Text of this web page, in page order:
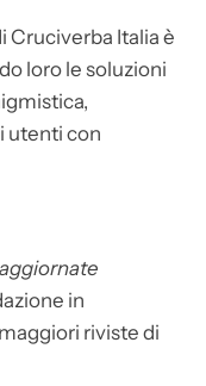
Cruciverba Italia è
loro le soluzioni
utenti con
aggiornate
in
riviste di